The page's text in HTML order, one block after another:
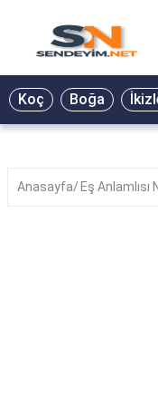
BİYOGRAFİ
GALERİ
Koç Boğa
Anasayfa Eş Anlamlısı